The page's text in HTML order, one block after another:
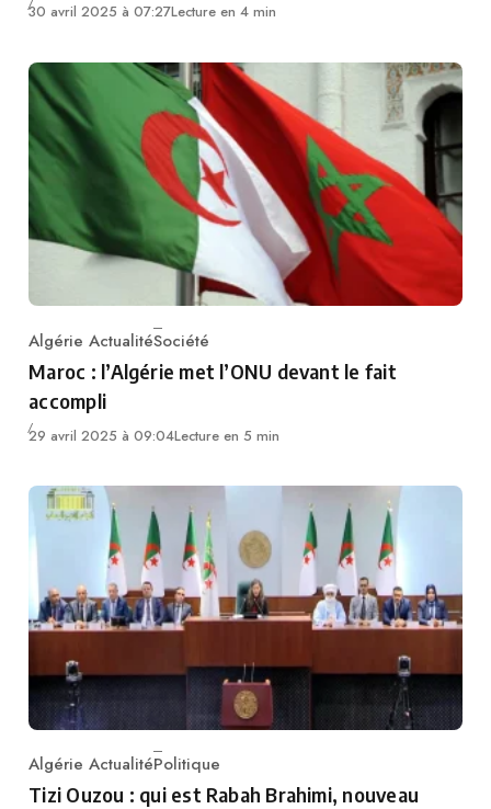
30 avril 2025 à 07:27Lecture en 4 min
Category
Algérie ActualitéSociété
Maroc : l’Algérie met l’ONU devant le fait
accompli
29 avril 2025 à 09:04Lecture en 5 min
Category
Algérie ActualitéPolitique
Tizi Ouzou : qui est Rabah Brahimi, nouveau